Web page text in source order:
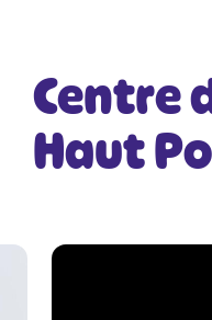
Centre
Haut